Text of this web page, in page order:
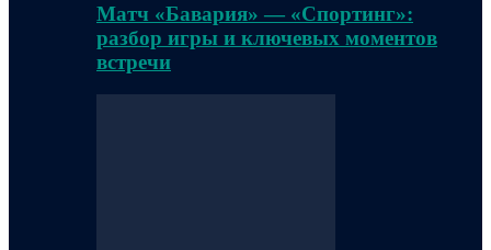
Матч «Бавария» — «Спортинг»:
разбор игры и ключевых моментов
встречи